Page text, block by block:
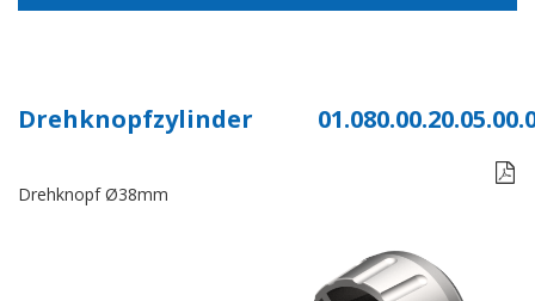
Drehknopfzylinder

Drehknopf Ø38mm